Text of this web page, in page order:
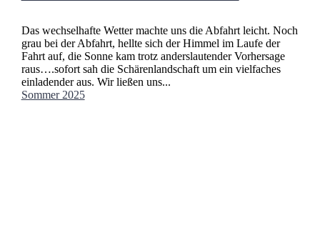
Das wechselhafte Wetter machte uns die Abfahrt leicht. Noch
grau bei der Abfahrt, hellte sich der Himmel im Laufe der
Fahrt auf, die Sonne kam trotz anderslautender Vorhersage
raus….sofort sah die Schärenlandschaft um ein vielfaches
einladender aus. Wir ließen uns...
Sommer 2025